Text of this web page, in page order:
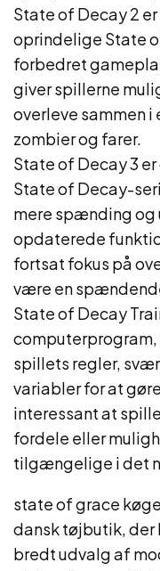
State of Decay 2
oprindelige State
forbedret
giver spillerne
overleve sammen
zombier og farer.
State of Decay 3
State of Decay-
mere spænding og
opdaterede
fortsat fokus på
være en
State of Decay
spillets regler,
variabler for at
interessant at
fordele eller
tilgængelige i det
state of grace
dansk tøjbutik, der
bredt udvalg af